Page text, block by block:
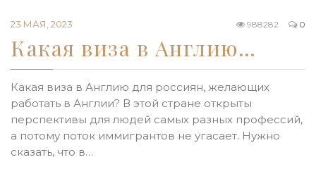
23 МАЯ, 2023 0
988282
Какая виза в Англию…
Какая виза в Англию для россиян, желающих
работать в Англии? В этой стране открыты
перспективы для людей самых разных профессий,
а потому поток иммигрантов не угасает. Нужно
сказать, что в…